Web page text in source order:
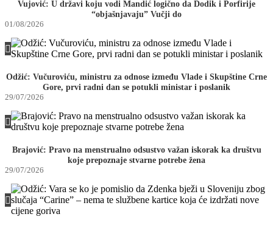
Vujović: U državi koju vodi Mandić logično da Dodik i Porfirije
“objašnjavaju” Vučji do
01/08/2026
Odžić: Vučuroviću, ministru za odnose između Vlade i Skupštine Crne
Gore, prvi radni dan se potukli ministar i poslanik
29/07/2026
Brajović: Pravo na menstrualno odsustvo važan iskorak ka društvu
koje prepoznaje stvarne potrebe žena
29/07/2026